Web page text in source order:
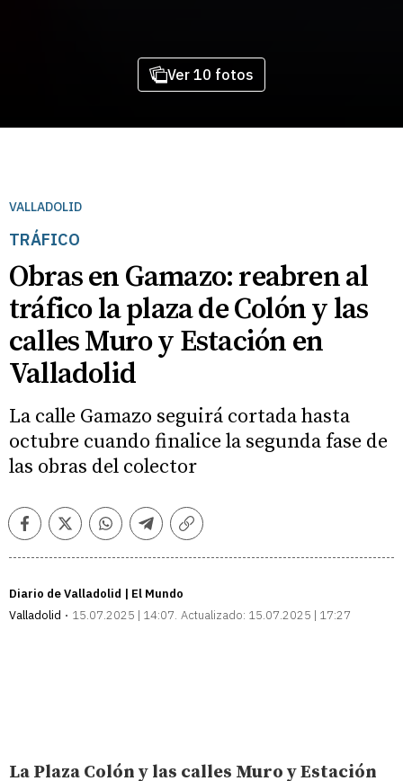
Ver 10 fotos
VALLADOLID
TRÁFICO
Obras en Gamazo: reabren al
tráfico la plaza de Colón y las
calles Muro y Estación en
Valladolid
La calle Gamazo seguirá cortada hasta
octubre cuando finalice la segunda fase de
las obras del colector
FacebookTwitterWhatsappTelegramCopiar
Diario de Valladolid | El Mundo
Valladolid
15.07.2025 | 14:07 Actualizado: 15.07.2025 | 17:27
La Plaza Colón y las calles Muro y Estación